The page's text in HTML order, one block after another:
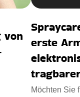
von erste
Möchten Sie